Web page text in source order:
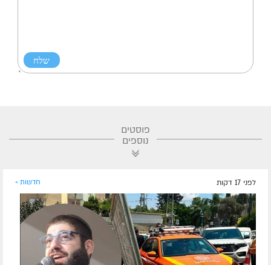
פוסטים
נוספים
לפני 17 דקות חדשות »